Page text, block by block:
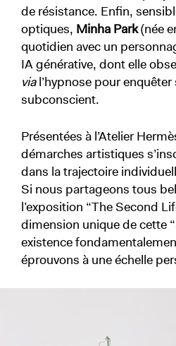
de résistance. Enfin,
optiques, Minha Park(née
quotidien avec un
IA générative, dont elle
vial’hypnose pour
subconscient.
Présentées à l’Atelier
démarches artistiques
dans la trajectoire
Si nous partageons tous
l’exposition “The Second
dimension unique de cette
existence
éprouvons à une échelle